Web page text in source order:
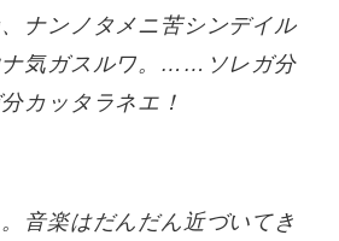
ナンノタメニ苦シンデイル
ナ気ガスルワ。……ソレガ分
カッタラネエ！
音楽はだんだん近づいてき